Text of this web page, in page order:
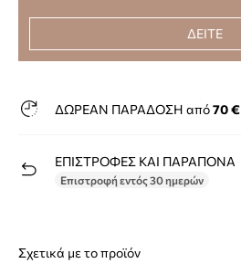
ΔΕΙΤΕ
ΔΩΡΕΑΝ ΠΑΡΑΔΟΣΗ από70 €
ΕΠΙΣΤΡΟΦΕΣ ΚΑΙ ΠΑΡΑΠΟΝΑ
Επιστροφή εντός 30 ημερών
Σχετικά με το προϊόν